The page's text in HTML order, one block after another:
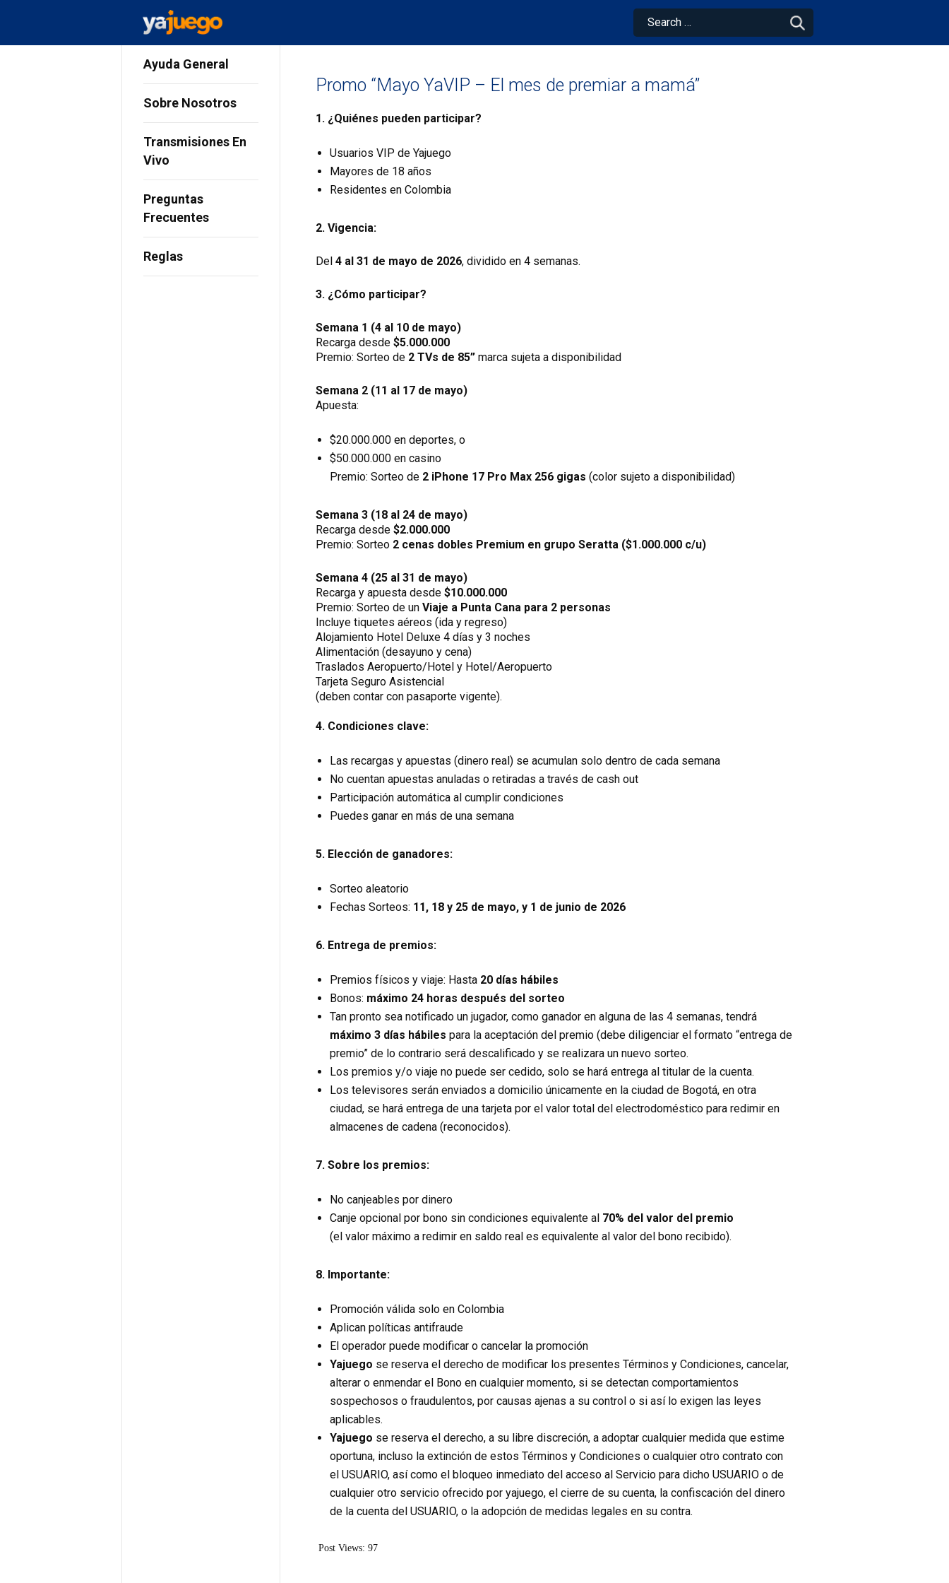
Ayuda General
Sobre Nosotros
Transmisiones En
Vivo
Preguntas
Frecuentes
Reglas
Promo “Mayo YaVIP – El mes de premiar a mamá”
1. ¿Quiénes pueden participar?
Usuarios VIP de Yajuego
Mayores de 18 años
Residentes en Colombia
2. Vigencia:
Del 4 al 31 de mayo de 2026, dividido en 4 semanas.
3. ¿Cómo participar?
Semana 1 (4 al 10 de mayo)
Recarga desde $5.000.000
Premio: Sorteo de 2 TVs de 85” marca sujeta a disponibilidad
Semana 2 (11 al 17 de mayo)
Apuesta:
$20.000.000 en deportes, o
$50.000.000 en casino
Premio: Sorteo de 2 iPhone 17 Pro Max 256 gigas (color sujeto a disponibilidad)
Semana 3 (18 al 24 de mayo)
Recarga desde $2.000.000
Premio: Sorteo 2 cenas dobles Premium en grupo Seratta ($1.000.000 c/u)
Semana 4 (25 al 31 de mayo)
Recarga y apuesta desde $10.000.000
Premio: Sorteo de un Viaje a Punta Cana para 2 personas
Incluye tiquetes aéreos (ida y regreso)
Alojamiento Hotel Deluxe 4 días y 3 noches
Alimentación (desayuno y cena)
Traslados Aeropuerto/Hotel y Hotel/Aeropuerto
Tarjeta Seguro Asistencial
(deben contar con pasaporte vigente).
4. Condiciones clave:
Las recargas y apuestas (dinero real) se acumulan solo dentro de cada semana
No cuentan apuestas anuladas o retiradas a través de cash out
Participación automática al cumplir condiciones
Puedes ganar en más de una semana
5. Elección de ganadores:
Sorteo aleatorio
Fechas Sorteos: 11, 18 y 25 de mayo, y 1 de junio de 2026
6. Entrega de premios:
Premios físicos y viaje: Hasta 20 días hábiles
Bonos: máximo 24 horas después del sorteo
Tan pronto sea notificado un jugador, como ganador en alguna de las 4 semanas, tendrá
máximo 3 días hábiles para la aceptación del premio (debe diligenciar el formato “entrega de
premio” de lo contrario será descalificado y se realizara un nuevo sorteo.
Los premios y/o viaje no puede ser cedido, solo se hará entrega al titular de la cuenta.
Los televisores serán enviados a domicilio únicamente en la ciudad de Bogotá, en otra
ciudad, se hará entrega de una tarjeta por el valor total del electrodoméstico para redimir en
almacenes de cadena (reconocidos).
7. Sobre los premios:
No canjeables por dinero
Canje opcional por bono sin condiciones equivalente al 70% del valor del premio
(el valor máximo a redimir en saldo real es equivalente al valor del bono recibido).
8. Importante:
Promoción válida solo en Colombia
Aplican políticas antifraude
El operador puede modificar o cancelar la promoción
Yajuego se reserva el derecho de modificar los presentes Términos y Condiciones, cancelar,
alterar o enmendar el Bono en cualquier momento, si se detectan comportamientos
sospechosos o fraudulentos, por causas ajenas a su control o si así lo exigen las leyes
aplicables.
Yajuego se reserva el derecho, a su libre discreción, a adoptar cualquier medida que estime
oportuna, incluso la extinción de estos Términos y Condiciones o cualquier otro contrato con
el USUARIO, así como el bloqueo inmediato del acceso al Servicio para dicho USUARIO o de
cualquier otro servicio ofrecido por yajuego, el cierre de su cuenta, la confiscación del dinero
de la cuenta del USUARIO, o la adopción de medidas legales en su contra.
Post Views: 97